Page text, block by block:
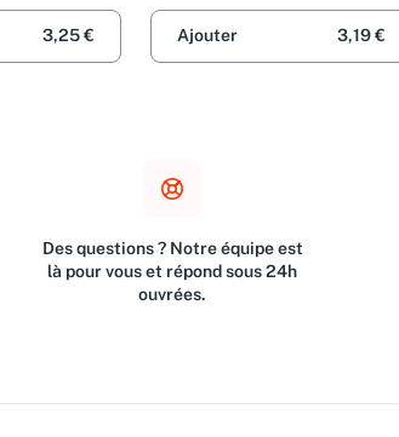
3,25 € Ajouter 3,19 €
Des questions ? Notre équipe est
là pour vous et répond sous 24h
ouvrées.